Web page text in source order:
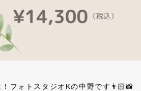
！フォトスタジオKの中野です👨🏻📸